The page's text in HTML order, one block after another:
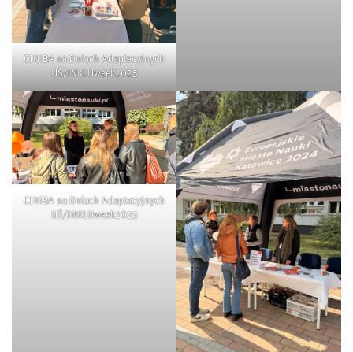
CINiBA na Dniach Adaptacyjnych
UŚ/INKLUweek2025
CINiBA na Dniach Adaptacyjnych
UŚ/INKLUweek2025